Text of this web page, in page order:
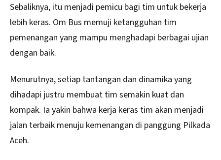
Sebaliknya, itu menjadi pemicu bagi tim untuk bekerja
lebih keras. Om Bus memuji ketangguhan tim
pemenangan yang mampu menghadapi berbagai ujian
dengan baik.
Menurutnya, setiap tantangan dan dinamika yang
dihadapi justru membuat tim semakin kuat dan
kompak. Ia yakin bahwa kerja keras tim akan menjadi
jalan terbaik menuju kemenangan di panggung Pilkada
Aceh.